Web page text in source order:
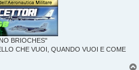
BRIOCHES"
CHE VUOI, QUANDO VUOI E COME